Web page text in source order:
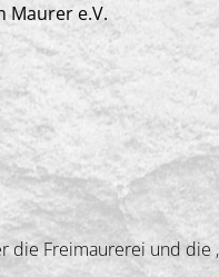
Maurer e.V.
Freimaurerei und die